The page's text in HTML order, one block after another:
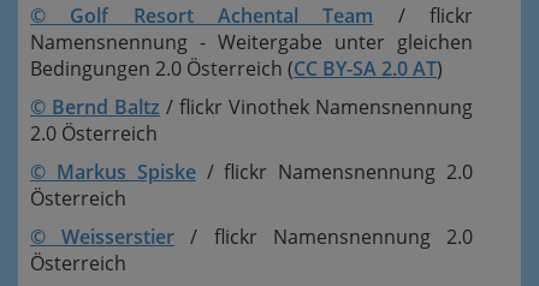
© Golf Resort Achental Team / flickr
Namensnennung - Weitergabe unter gleichen
Bedingungen 2.0 Österreich (CC BY-SA 2.0 AT)
© Bernd Baltz / flickr Vinothek Namensnennung
2.0 Österreich
© Markus Spiske/ flickr Namensnennung 2.0
Österreich
© Weisserstier / flickr Namensnennung 2.0
Österreich